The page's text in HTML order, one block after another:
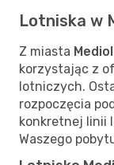
Lotniska w
Z miasta
korzystając z
lotniczych.
rozpoczęcia
konkretnej linii
Waszego